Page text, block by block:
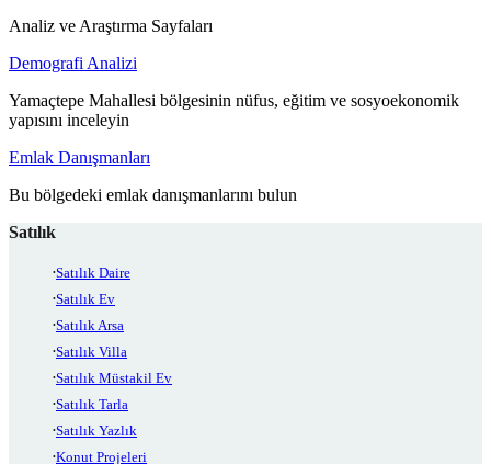
Analiz ve Araştırma Sayfaları
Demografi Analizi
Yamaçtepe Mahallesi bölgesinin nüfus, eğitim ve sosyoekonomik
yapısını inceleyin
Emlak Danışmanları
Bu bölgedeki emlak danışmanlarını bulun
Satılık
Satılık Daire
Satılık Ev
Satılık Arsa
Satılık Villa
Satılık Müstakil Ev
Satılık Tarla
Satılık Yazlık
Konut Projeleri